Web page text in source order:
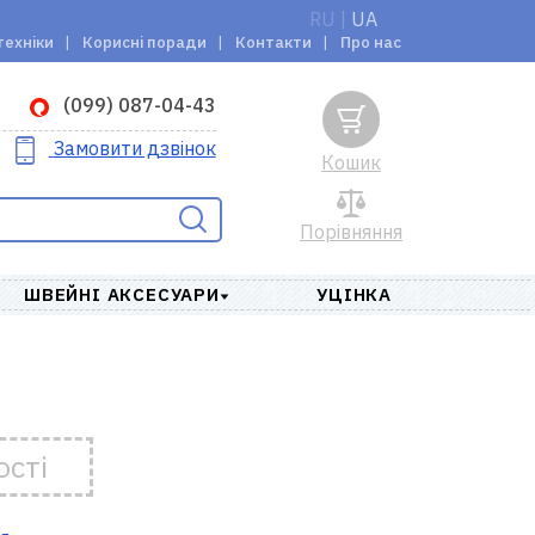
RU UA
Корисні поради Контакти Про нас
(099) 087-04-43
Замовити дзвінок
Порівняння
Кошик
ШВЕЙНІ АКСЕСУАРИ УЦІНКА